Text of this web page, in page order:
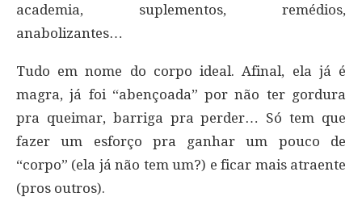
academia, suplementos, remédios,
anabolizantes…
Tudo em nome do corpo ideal. Afinal, ela já é
magra, já foi “abençoada” por não ter gordura
pra queimar, barriga pra perder… Só tem que
fazer um esforço pra ganhar um pouco de
“corpo” (ela já não tem um?) e ficar mais atraente
(pros outros).